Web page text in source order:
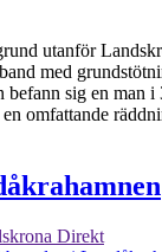
utanför
med
befann sig en man
omfattande
Direkt